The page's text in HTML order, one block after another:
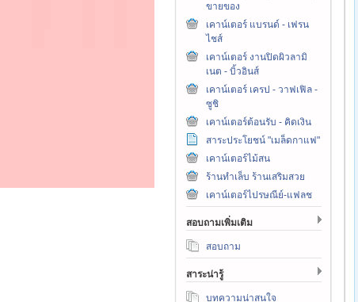
ขายของ
เคาน์เตอร์ แบรนด์ - เฟรน
ไชส์
เคาน์เตอร์ งานปิดผิวลามิ
เนต - บิ้วอินส์
เคาน์เตอร์ เครป - วาฟเฟิล -
ซูชิ
เคาน์เตอร์ต้อนรับ - คิดเงิน
สาระประโยชน์ "เมล็ดกาแฟ"
เคาน์เตอร์ไม้สน
ร้านทำเล็บ ร้านเสริมสวย
เคาน์เตอร์ไปรษณีย์-แฟลช
สอบถามเพิ่มเติม
สอบถาม
สาระน่ารู้
บทความน่าสนใจ